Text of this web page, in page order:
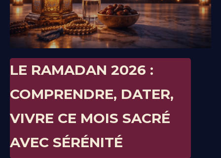
LE RAMADAN 2026 :
COMPRENDRE, DATER,
VIVRE CE MOIS SACRÉ
AVEC SÉRÉNITÉ